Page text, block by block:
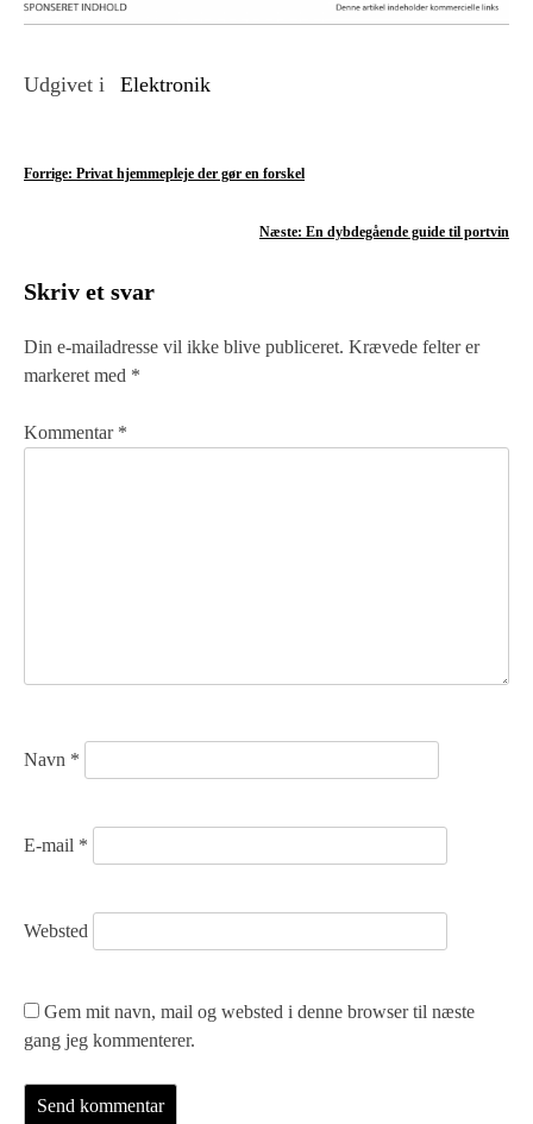
Udgivet i Elektronik
I
l
æ
s
a
Forrige: Privat hjemmepleje der gør en forskel
Næste: En dybdegående guide til portvin
Skriv et svar
Din e-mailadresse vil ikke blive publiceret. Krævede felter er
markeret med *
Kommentar *
Navn *
E-mail *
Websted
Gem mit navn, mail og websted i denne browser til næste
gang jeg kommenterer.